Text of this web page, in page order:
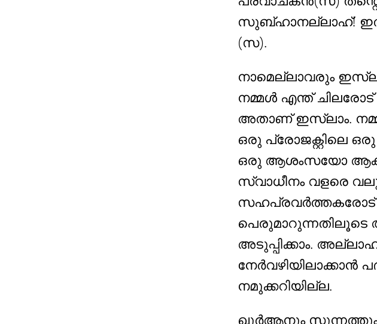
സുബ്ഹാനല്ലാഹ്!
(സ).
നാമെല്ലാവരും
നമ്മൾ എന്ത്
അതാണ് ഇസ്ലാം.
ഒരു പ്രോജക്റ്റിലെ
ഒരു ആശംസയോ
സ്വാധീനം വളരെ
സഹപ്രവർത്തകരോട്
പെരുമാറുന്നതിലൂടെ
അടുപ്പിക്കാം.
നേർവഴിയിലാക്കാൻ
നമുക്കറിയില്ല.
ഖുർആനും സുന്നത്തും